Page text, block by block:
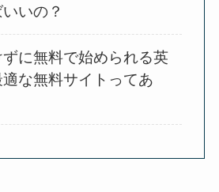
いの？
に無料で始められる英
な無料サイトってあ